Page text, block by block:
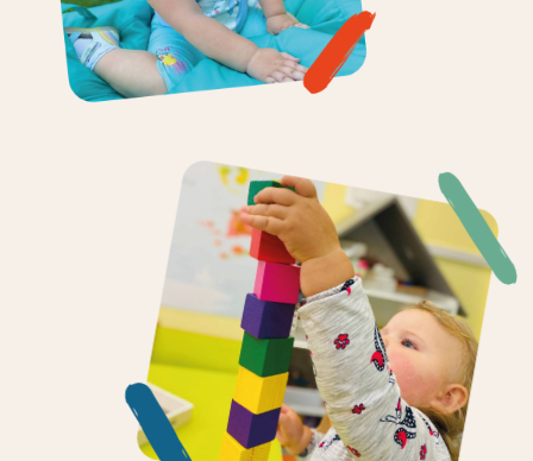
ЗАПИСАТЬСЯ НА ЭКСКУРСИЮ